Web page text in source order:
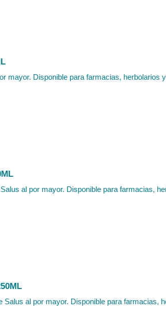
mayor. Disponible para farmacias, herbolarios
al por mayor. Disponible para farmacias,
Salus al por mayor. Disponible para farmacias,